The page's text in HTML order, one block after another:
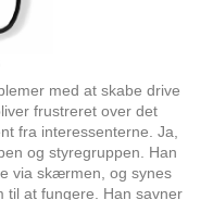
med at skabe drive
frustreret over det
fra interessenterne. Ja,
og styregruppen. Han
via skærmen, og synes
til at fungere. Han savner